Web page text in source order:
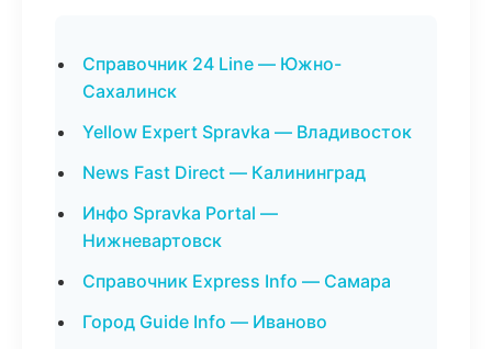
Справочник 24 Line — Южно-
Сахалинск
Yellow Expert Spravka — Владивосток
News Fast Direct — Калининград
Инфо Spravka Portal —
Нижневартовск
Справочник Express Info — Самара
Город Guide Info — Иваново